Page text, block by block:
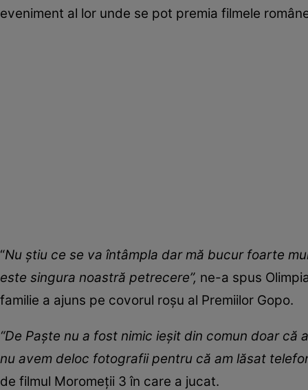
eveniment al lor unde se pot premia filmele
“Nu știu ce se va întâmpla dar mă bucur foarte
este singura noastră petrecere”, ne-a spus
familie a ajuns pe covorul roșu al Premiilor Gopo.
“De Paște nu a fost nimic ieșit din comun doar
nu avem deloc fotografii pentru că am lăsat
de filmul Moromeții 3 în care a jucat.